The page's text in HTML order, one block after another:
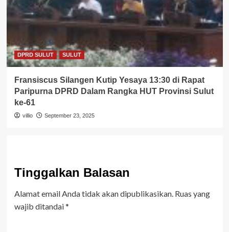
DPRD SULUT SULUT
Fransiscus Silangen Kutip Yesaya 13:30 di Rapat
Paripurna DPRD Dalam Rangka HUT Provinsi Sulut
ke-61
villio September 23, 2025
Tinggalkan Balasan
Alamat email Anda tidak akan dipublikasikan. Ruas yang
wajib ditandai*